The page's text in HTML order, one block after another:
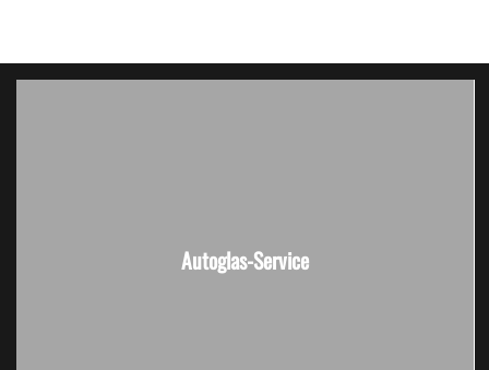
Autoglas-Service